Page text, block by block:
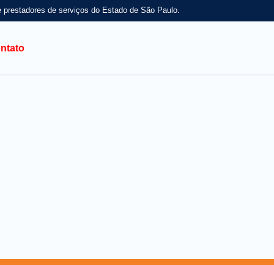
prestadores de serviços do Estado de São Paulo.